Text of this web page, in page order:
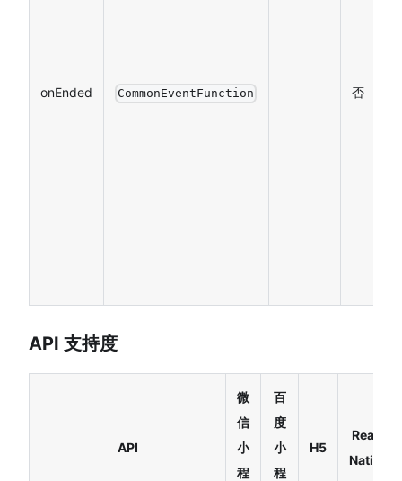
onEnded CommonEventFunction 否
API 支持度
API
微
信
小
程
百
度
小
程
H5
React
Native